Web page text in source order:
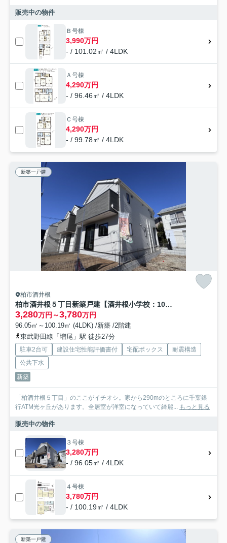
販売中の物件
Ｂ号棟
3,990万円
- / 101.02㎡ / 4LDK
Ａ号棟
4,290万円
- / 96.46㎡ / 4LDK
Ｃ号棟
4,290万円
- / 99.78㎡ / 4LDK
新築一戸建
柏市酒井根
柏市酒井根５丁目新築戸建【酒井根小学校：10分】
3,280万円～3,780万円
96.05㎡～100.19㎡ (4LDK) /新築 /2階建
東武野田線「増尾」駅 徒歩27分
駐車2台可 建設住宅性能評価書付 宅配ボックス
耐震構造
公共下水
新築
「柏酒井根５丁目」のここがイチオシ。家から290mのところに千葉銀
行ATM光ヶ丘があります。全居室が洋室になっていて綺麗... もっと見る
販売中の物件
３号棟
3,280万円
- / 96.05㎡ / 4LDK
４号棟
3,780万円
- / 100.19㎡ / 4LDK
新築一戸建